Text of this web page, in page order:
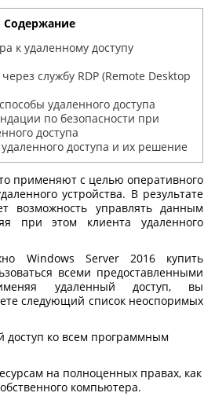
Содержание
к удаленному доступу
службу RDP (Remote Desktop
удаленного доступа
по безопасности при
доступа
доступа и их решение
применяют с целью оперативного
устройства. В результате
возможность управлять данным
при этом клиента удаленного
Windows Server 2016 купить
всеми предоставленными
удаленный доступ, вы
следующий список неоспоримых
доступ ко всем программным
на полноценных правах, как
компьютера.